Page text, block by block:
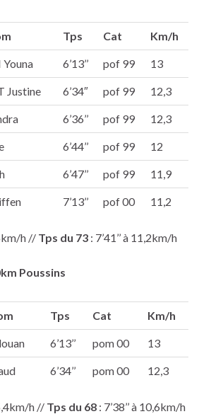
Tps Cat Km/h
6’13’’ pof 99 13
Justine 6’34″ pof 99 12,3
6’36’’ pof 99 12,3
6’44’’ pof 99 12
6’47’’ pof 99 11,9
7’13’’ pof 00 11,2
h // Tps du 73 : 7’41’’ à 11,2km/h
Poussins
Tps Cat Km/h
6’13’’ pom 00 13
6’34’’ pom 00 12,3
h // Tps du 68 : 7’38’’ à 10,6km/h